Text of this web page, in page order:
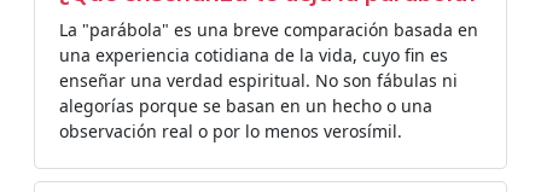
La "parábola" es una breve comparación basada en
una experiencia cotidiana de la vida, cuyo fin es
enseñar una verdad espiritual. No son fábulas ni
alegorías porque se basan en un hecho o una
observación real o por lo menos verosímil.